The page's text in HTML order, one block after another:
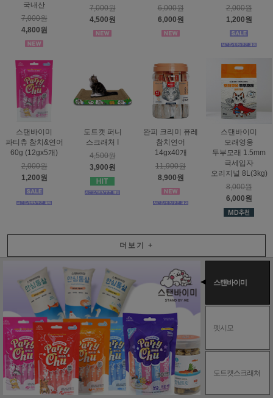
국내산
7,000원
4,800원
7,000원
4,500원
6,000원
6,000원
2,000원
1,200원
스탠바이미
파티츄 참치&연어
60g (12gx5개)
2,000원
1,200원
도트캣 퍼니
스크래처 I
4,500원
3,900원
완피 크리미 퓨레
참치연어
14gx40개
11,900원
8,900원
스탠바이미
모래영웅
두부모래 1.5mm
극세입자
오리지널 8L(3kg)
8,000원
6,000원
더보기 +
스탠바이미
펫시모
도트캣스크래쳐